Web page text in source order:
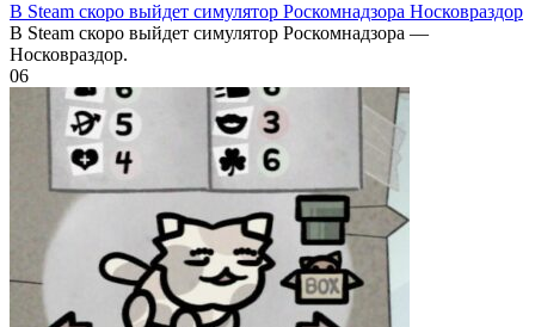
В Steam скоро выйдет симулятор Роскомнадзора Носковраздор
В Steam скоро выйдет симулятор Роскомнадзора —
Носковраздор.
06